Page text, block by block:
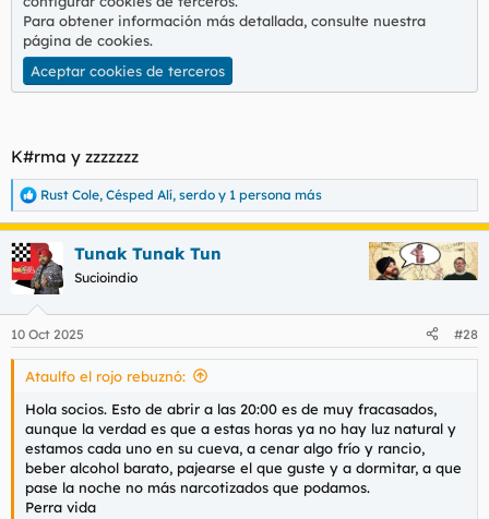
Para obtener información más detallada, consulte nuestra
página de cookies.
Aceptar cookies de terceros
K#rma y zzzzzzz
R
e
a
c
c
i
e
s
Rust Cole, Césped Alí, serdo y 1 persona más
Tunak Tunak Tun
Sucioindio
10 Oct 2025 #28
Ataulfo el rojo rebuznó:
Hola socios. Esto de abrir a las 20:00 es de muy fracasados,
aunque la verdad es que a estas horas ya no hay luz natural y
estamos cada uno en su cueva, a cenar algo frío y rancio,
beber alcohol barato, pajearse el que guste y a dormitar, a que
pase la noche no más narcotizados que podamos.
Perra vida